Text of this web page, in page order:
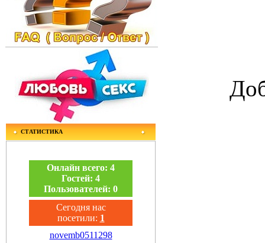
СТАТИСТИКА
Онлайн всего: 4
Гостей: 4
Пользователей: 0
Сегодня нас
посетили: 1
novemb0511298